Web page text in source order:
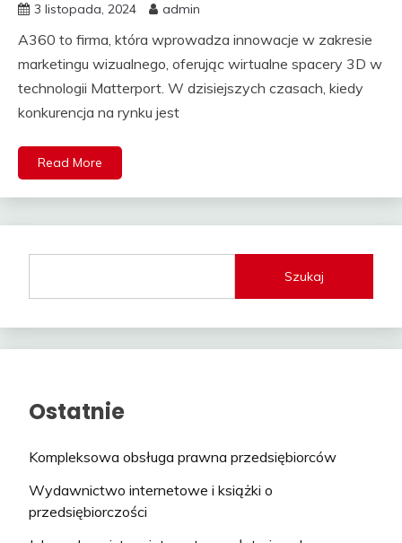
3 listopada, 2024 admin
A360 to firma, która wprowadza innowacje w zakresie
marketingu wizualnego, oferując wirtualne spacery 3D w
technologii Matterport. W dzisiejszych czasach, kiedy
konkurencja na rynku jest
Read More
Szukaj
Ostatnie
Kompleksowa obsługa prawna przedsiębiorców
Wydawnictwo internetowe i książki o
przedsiębiorczości